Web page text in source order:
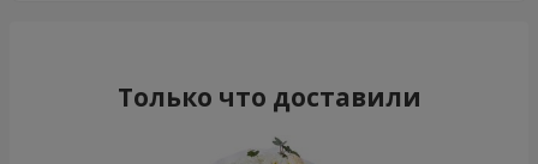
Только что доставили